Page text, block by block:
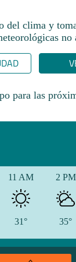
del clima y
no
para las
11 AM
31°
2 PM
35°